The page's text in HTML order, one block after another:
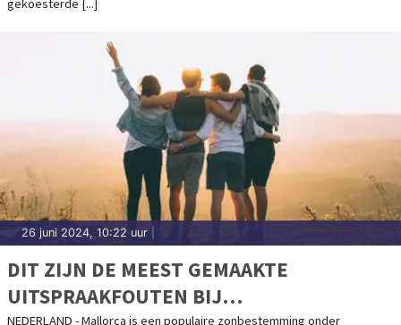
gekoesterde [...]
26 juni 2024, 10:22 uur
DIT ZIJN DE MEEST GEMAAKTE
UITSPRAAKFOUTEN BIJ
NEDERLAND - Mallorca is een populaire zonbestemming onder